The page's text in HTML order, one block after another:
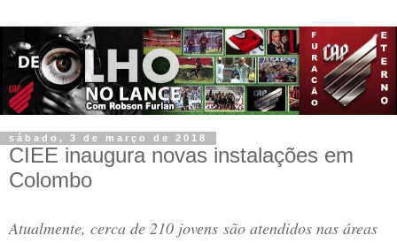
sábado, 3 de março de 2018
CIEE inaugura novas instalações em
Colombo
Atualmente, cerca de 210 jovens são atendidos nas áreas